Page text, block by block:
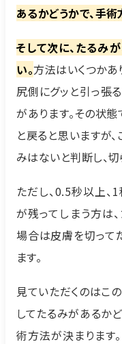
あるかどうかで、手術
そして次に、たるみ
い。方法はいくつかあ
尻側にグッと引っ張
があります。その状
と戻ると思いますが
みはないと判断し、切
ただし、0.5秒以上、
が残ってしまう方は
場合は皮膚を切って
ます。
見ていただくのはこ
してたるみがあるか
術方法が決まります